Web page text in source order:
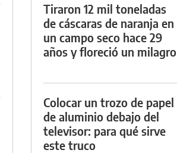
Tiraron 12 mil toneladas
de cáscaras de naranja en
un campo seco hace 29
años y floreció un milagro
Colocar un trozo de papel
de aluminio debajo del
televisor: para qué sirve
este truco